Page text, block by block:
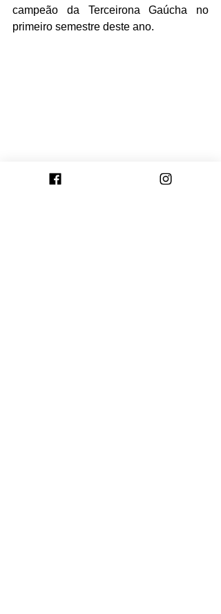
campeão da Terceirona Gaúcha no
primeiro semestre deste ano.
Lado esquerdo em 2014 no Brasil-Pel |